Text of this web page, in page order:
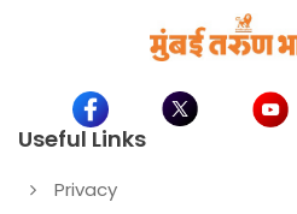
Useful Links
Privacy